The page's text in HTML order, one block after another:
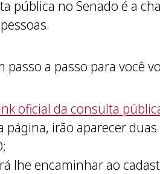
pública no Senado é a
passo a passo para você
oficial da consulta
página, irão aparecer
lhe encaminhar ao